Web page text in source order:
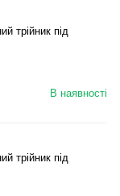
трійник під
В наявності
трійник під